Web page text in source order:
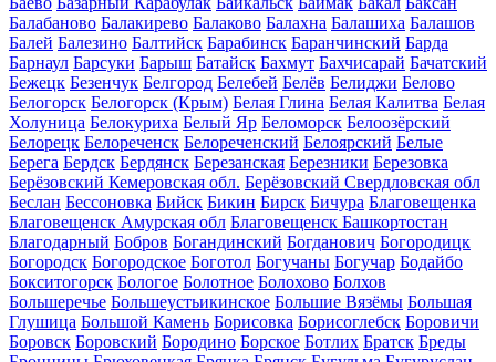
Балабаново Балакирево Балаково Балахна Балашиха Балашов
Балей Балезино Балтийск Барабинск Баранчинский Барда
Барнаул Барсуки Барыш Батайск Бахмут Бахчисарай Бачатский
Бежецк Безенчук Белгород Белебей Белёв Белиджи Белово
Белогорск Белогорск (Крым) Белая Глина Белая Калитва Белая
Холуница Белокуриха Белый Яр Беломорск Белоозёрский
Белорецк Белореченск Белореченский Белоярский Белые
Берега Бердск Бердянск Березанская Березники Березовка
Берёзовский Кемеровская обл. Берёзовский Свердловская обл
Беслан Бессоновка Бийск Бикин Бирск Бичура Благовещенка
Благовещенск Амурская обл Благовещенск Башкортостан
Благодарный Бобров Богандинский Богданович Богородицк
Богородск Богородское Боготол Богучаны Богучар Бодайбо
Бокситогорск Бологое Болотное Болохово Болхов
Большеречье Большеустьикинское Большие Вязёмы Большая
Глушица Большой Камень Борисовка Борисоглебск Боровичи
Боровск Боровский Бородино Борское Ботлих Братск Бреды